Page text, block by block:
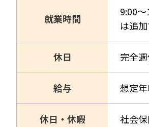
就業時間
9:00
は追加
休日 完全
給与 想定
休日・休暇 社会